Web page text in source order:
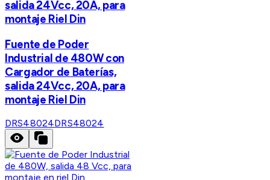
salida 24Vcc, 20A, para
montaje Riel Din
Fuente de Poder
Industrial de 480W con
Cargador de Baterías,
salida 24Vcc, 20A, para
montaje Riel Din
DRS48024DRS48024